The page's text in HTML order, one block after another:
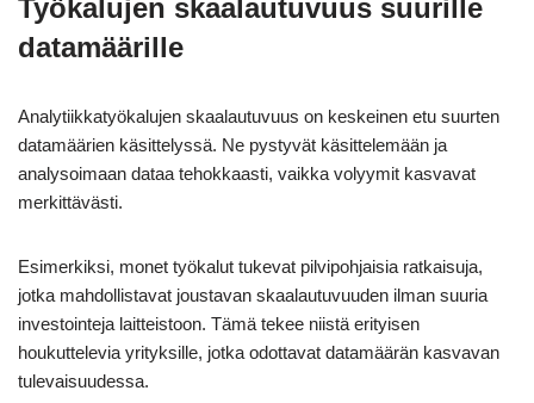
Työkalujen skaalautuvuus suurille
datamäärille
Analytiikkatyökalujen skaalautuvuus on keskeinen etu suurten
datamäärien käsittelyssä. Ne pystyvät käsittelemään ja
analysoimaan dataa tehokkaasti, vaikka volyymit kasvavat
merkittävästi.
Esimerkiksi, monet työkalut tukevat pilvipohjaisia ratkaisuja,
jotka mahdollistavat joustavan skaalautuvuuden ilman suuria
investointeja laitteistoon. Tämä tekee niistä erityisen
houkuttelevia yrityksille, jotka odottavat datamäärän kasvavan
tulevaisuudessa.